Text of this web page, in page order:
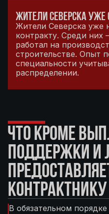
ЖИТЕЛИ СЕВЕРСКА УЖЕ
Жители Северска уже
контракту. Среди них
работал на
строительстве. Опыт
специальности
распределении.
ЧТО КРОМЕ
ПОДДЕРЖКИ И
В обязательном